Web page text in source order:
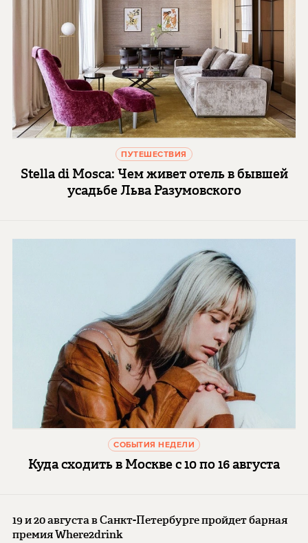
ПУТЕШЕСТВИЯ
Stella di Mosca: Чем живет отель в бывшей
усадьбе Льва Разумовского
СОБЫТИЯ НЕДЕЛИ
Куда сходить в Москве с 10 по 16 августа
19 и 20 августа в Санкт-Петербурге пройдет барная
премия Where2drink